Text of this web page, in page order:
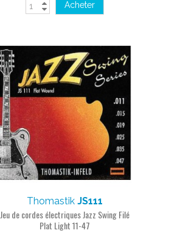
Acheter
Thomastik JS111
Jeu de cordes électriques Jazz Swing Filé
Plat Light 11-47